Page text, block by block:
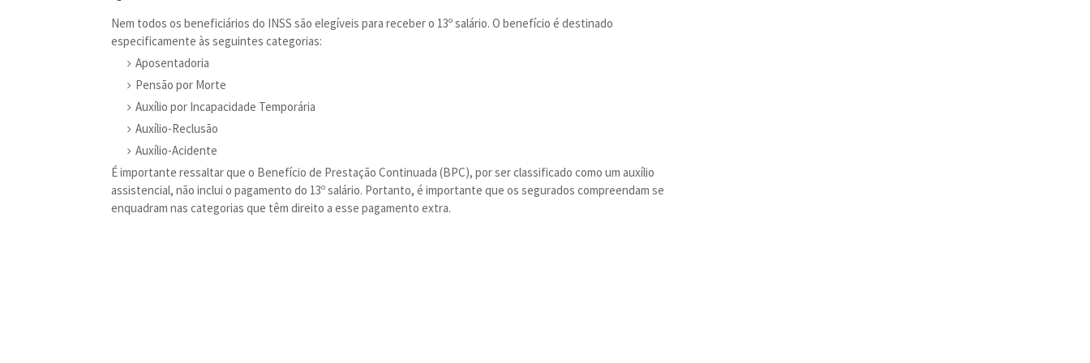
Nem todos os beneficiários do INSS são elegíveis para receber o 13º salário. O benefício é destinado
especificamente às seguintes categorias:
Aposentadoria
Pensão por Morte
Auxílio por Incapacidade Temporária
Auxílio-Reclusão
Auxílio-Acidente
É importante ressaltar que o Benefício de Prestação Continuada (BPC), por ser classificado como um auxílio
assistencial, não inclui o pagamento do 13º salário. Portanto, é importante que os segurados compreendam se
enquadram nas categorias que têm direito a esse pagamento extra.